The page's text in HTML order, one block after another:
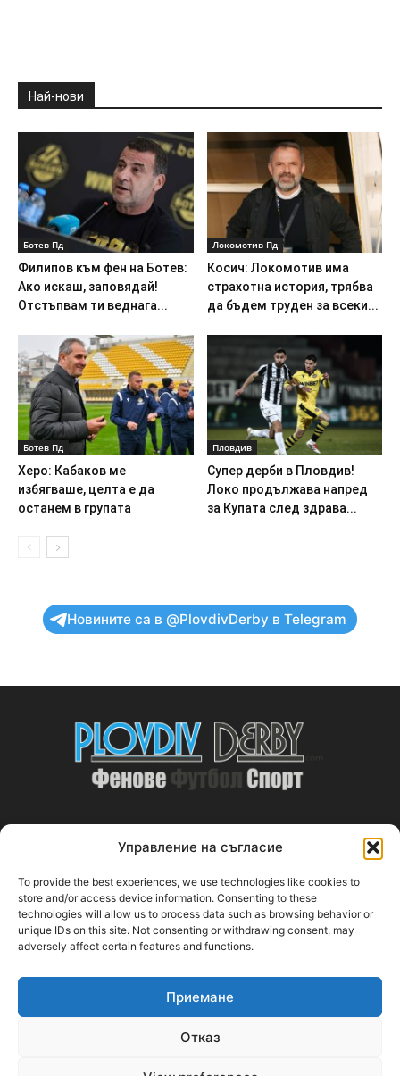
Управление на съгласие
To provide the best experiences, we use technologies like cookies to
store and/or access device information. Consenting to these
technologies will allow us to process data such as browsing behavior or
unique IDs on this site. Not consenting or withdrawing consent, may
adversely affect certain features and functions.
Приемане
Отказ
Най-нови
Ботев Пд
Филипов към фен на Ботев:
Ако искаш, заповядай!
Отстъпвам ти веднага...
Локомотив Пд
Косич: Локомотив има
страхотна история, трябва
да бъдем труден за всеки...
Ботев Пд
Херо: Кабаков ме
избягваше, целта е да
останем в групата
Пловдив
Супер дерби в Пловдив!
Локо продължава напред
за Купата след здрава...
Новините са в @PlovdivDerby в Telegram
ABOUT US
PlovdivDerby.com е първата пловдивска изцяло футболна
медия!
Свържи се с нас:plovdivderby.com@gmail.com
FOLLOW US